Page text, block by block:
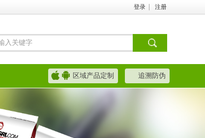
登录 注册
区域产品定制 追溯防伪